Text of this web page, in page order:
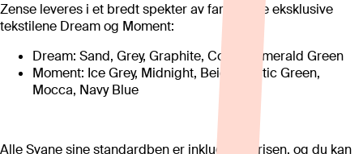
Zense leveres i et bredt spekter av farger i de eksklusive
tekstilene Dream og Moment:
Dream: Sand, Grey, Graphite, Cotton, Emerald Green
Moment: Ice Grey, Midnight, Beige, Arctic Green,
Mocca, Navy Blue
Alle Svane sine standardben er inkludert i prisen, og du kan